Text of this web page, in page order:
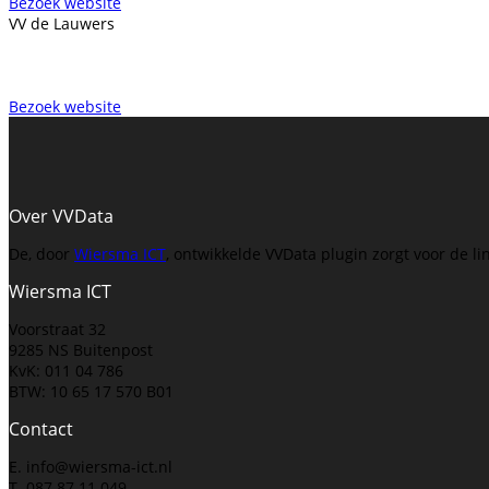
VV de Lauwers
Bezoek website
Over VVData
De, door Wiersma ICT, ontwikkelde VVData plugin zorgt voor de
Wiersma ICT
Voorstraat 32
9285 NS Buitenpost
KvK: 011 04 786
BTW: 10 65 17 570 B01
Contact
E. info@wiersma-ict.nl